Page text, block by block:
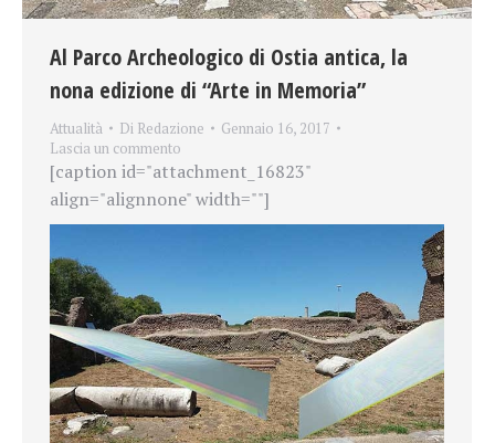
Al Parco Archeologico di Ostia antica, la
nona edizione di “Arte in Memoria”
Attualità Di Redazione
Gennaio 16, 2017
Lascia un commento
[caption id="attachment_16823"
align="alignnone" width=""]